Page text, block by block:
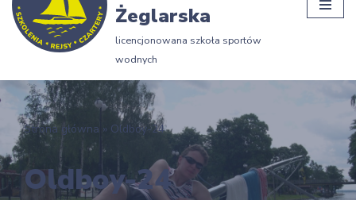
Żeglarska
licencjonowana szkoła sportów
wodnych
Strona główna » Oldboy-24
Oldboy-24